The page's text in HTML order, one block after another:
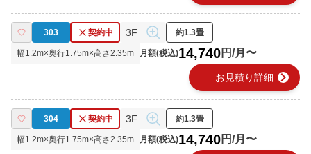
303 契約中 3F 約1.3畳
幅1.2m×奥行1.75m×高さ2.35m 月額(税込)14,740円/月〜
お見積り詳細 chevron_right
304 契約中 3F 約1.3畳
幅1.2m×奥行1.75m×高さ2.35m 月額(税込)14,740円/月〜